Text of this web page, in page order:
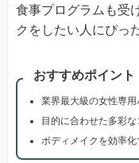
食事プログラムも受
クをしたい人にぴっ
おすすめポイント
業界最大級の女性専
目的に合わせた多彩な
ボディメイクを効率